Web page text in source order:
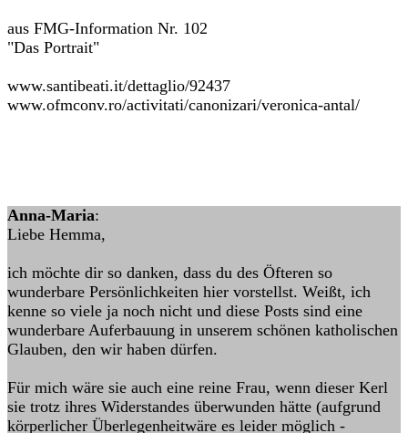
aus FMG-Information Nr. 102
"Das Portrait"
www.santibeati.it/dettaglio/92437
www.ofmconv.ro/activitati/canonizari/veronica-antal/
Anna-Maria:
Liebe Hemma,
ich möchte dir so danken, dass du des Öfteren so
wunderbare Persönlichkeiten hier vorstellst. Weißt, ich
kenne so viele ja noch nicht und diese Posts sind eine
wunderbare Auferbauung in unserem schönen katholischen
Glauben, den wir haben dürfen.
Für mich wäre sie auch eine reine Frau, wenn dieser Kerl
sie trotz ihres Widerstandes überwunden hätte (aufgrund
körperlicher Überlegenheitwäre es leider möglich -